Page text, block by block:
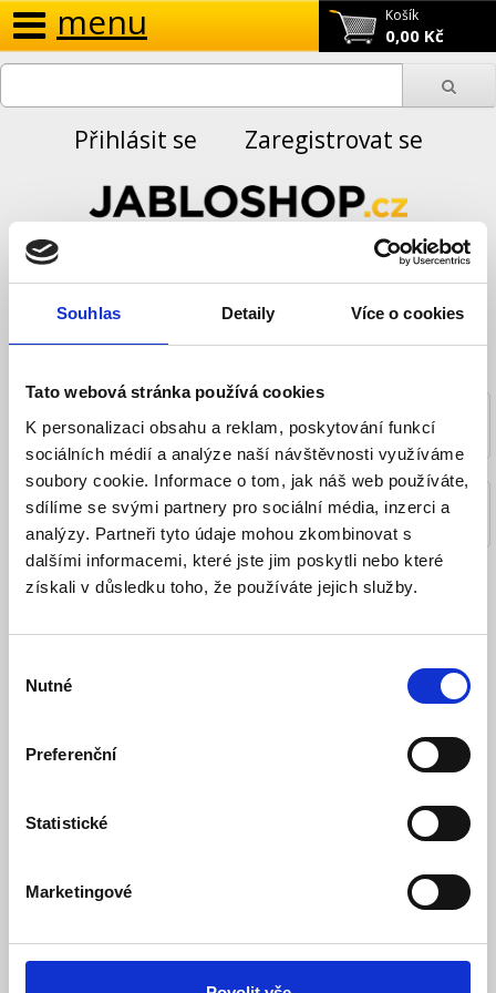
Souhlas Detaily Více o cookies
Tato webová stránka používá cookies
K personalizaci obsahu a reklam, poskytování funkcí
sociálních médií a analýze naší návštěvnosti využíváme
soubory cookie. Informace o tom, jak náš web používáte,
sdílíme se svými partnery pro sociální média, inzerci a
analýzy. Partneři tyto údaje mohou zkombinovat s
dalšími informacemi, které jste jim poskytli nebo které
získali v důsledku toho, že používáte jejich služby.
souhlasu
Nutné
Preferenční
Statistické
Marketingové
Košík
0,00 Kč
menu
Přihlásit se Zaregistrovat se
Mobilní telefony
Pro seniory Tlačítkové
Porovnání výrobku (0)
Tříděno podle: Zobrazit:
černý